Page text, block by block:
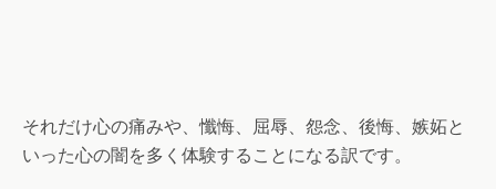
それだけ心の痛みや、懺悔、屈辱、怨念、後悔、嫉妬と
いった心の闇を多く体験することになる訳です。